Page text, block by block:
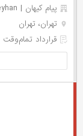
پیام کیهان | Payam Keyhan
تهران، تهران
قرارداد تمام‌وقت